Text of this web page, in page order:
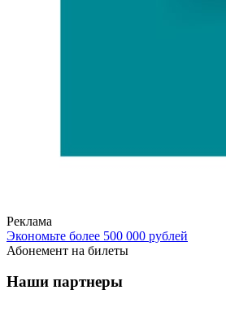
Реклама
Экономьте более 500 000 рублей
Абонемент на билеты
Наши партнеры